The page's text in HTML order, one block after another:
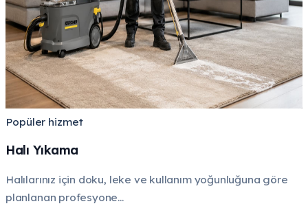
Popüler hizmet
Halı Yıkama
Halılarınız için doku, leke ve kullanım yoğunluğuna göre
planlanan profesyone...